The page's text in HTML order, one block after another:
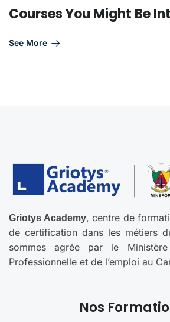
Courses You Might Be
See More
Griotys Academy, centre de
de certification dans les métiers
sommes agrée par le
Professionnelle et de l’emploi au
Nos